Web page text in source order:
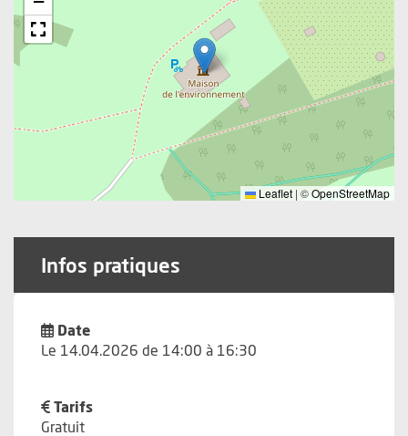
Leaflet | ©OpenStreetMap
Infos pratiques
Date
Le 14.04.2026 de 14:00 à 16:30
Tarifs
Gratuit